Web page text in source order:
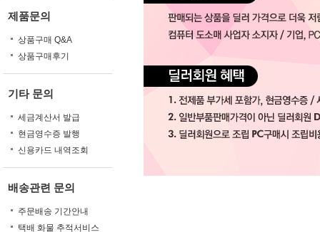
제품문의
상품구매 Q&A
상품구매후기
기타 문의
세금계산서 발급
현금영수증 발행
신용카드 내역조회
배송관련 문의
주문배송 기간안내
택배 화물 추적서비스